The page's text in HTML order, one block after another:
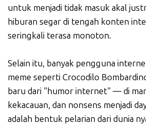
untuk menjadi tidak masuk akal
hiburan segar di tengah konten
seringkali terasa monoton.
Selain itu, banyak pengguna
meme seperti Crocodilo
baru dari "humor internet" — di
kekacauan, dan nonsens menjadi
adalah bentuk pelarian dari dunia